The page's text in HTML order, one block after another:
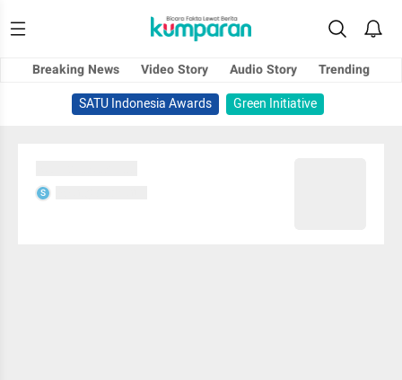
Breaking News Video Story Audio Story
Trending
SATU Indonesia Awards
Green Initiative
S